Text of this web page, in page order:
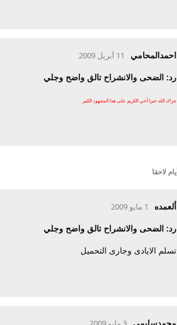
احمدالمحامي 11 أبريل 2009
رد: الضحى والانشراح تالق واضح وجلي
جزاك الله خيرا أخي الكريم على هذا المجهود الكبير
لاحقا
ألعمده 1 مايو 2009
رد: الضحى والانشراح تالق واضح وجلي
تسلم الايادى وجارى التحميل